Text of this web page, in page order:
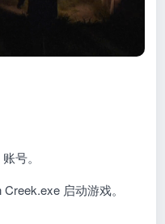
号。
启动游戏。